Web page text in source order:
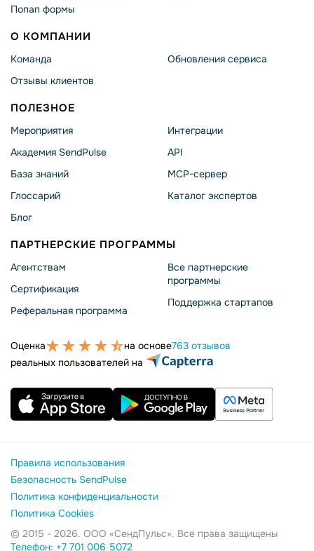
Попап формы
О КОМПАНИИ
Команда
Отзывы клиентов
Обновления сервиса
ПОЛЕЗНОЕ
Мероприятия
Академия SendPulse
База знаний
Глоссарий
Блог
Интеграции
API
MCP-сервер
Каталог экспертов
ПАРТНЕРСКИЕ ПРОГРАММЫ
Агентствам
Сертификация
Реферальная программа
Все партнерские
программы
Поддержка стартапов
Оценка на основе763 отзывов
реальных пользователей на
Правила использования
Безопасность SendPulse
Политика конфиденциальности
Политика Cookies
© 2015 - 2026. ООО «СендПульс». Все права защищены
Телефон: +7 701 006 5072